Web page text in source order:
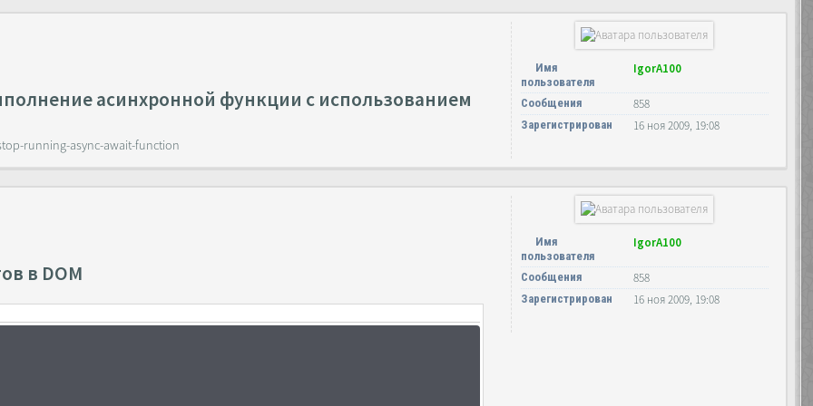
асинхронной функции с использованием
running-async-await-function
Имя
пользователя
IgorA100
Сообщения 858
Зарегистрирован 16 ноя 2009, 19:08
в DOM
Имя
пользователя
IgorA100
Сообщения 858
Зарегистрирован 16 ноя 2009, 19:08